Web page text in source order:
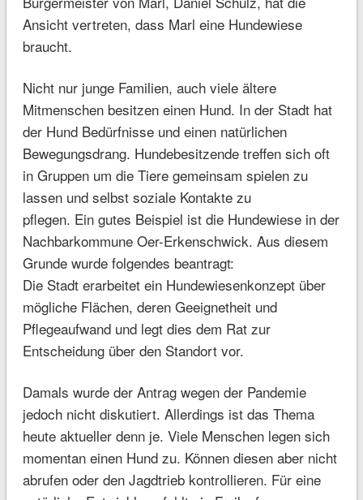
Ansicht vertreten, dass Marl eine Hundewiese
braucht.
Nicht nur junge Familien, auch viele ältere
Mitmenschen besitzen einen Hund. In der Stadt hat
der Hund Bedürfnisse und einen natürlichen
Bewegungsdrang. Hundebesitzende treffen sich oft
in Gruppen um die Tiere gemeinsam spielen zu
lassen und selbst soziale Kontakte zu
pflegen. Ein gutes Beispiel ist die Hundewiese in der
Nachbarkommune Oer-Erkenschwick. Aus diesem
Grunde wurde folgendes beantragt:
Die Stadt erarbeitet ein Hundewiesenkonzept über
mögliche Flächen, deren Geeignetheit und
Pflegeaufwand und legt dies dem Rat zur
Entscheidung über den Standort vor.
Damals wurde der Antrag wegen der Pandemie
jedoch nicht diskutiert. Allerdings ist das Thema
heute aktueller denn je. Viele Menschen legen sich
momentan einen Hund zu. Können diesen aber nicht
abrufen oder den Jagdtrieb kontrollieren. Für eine